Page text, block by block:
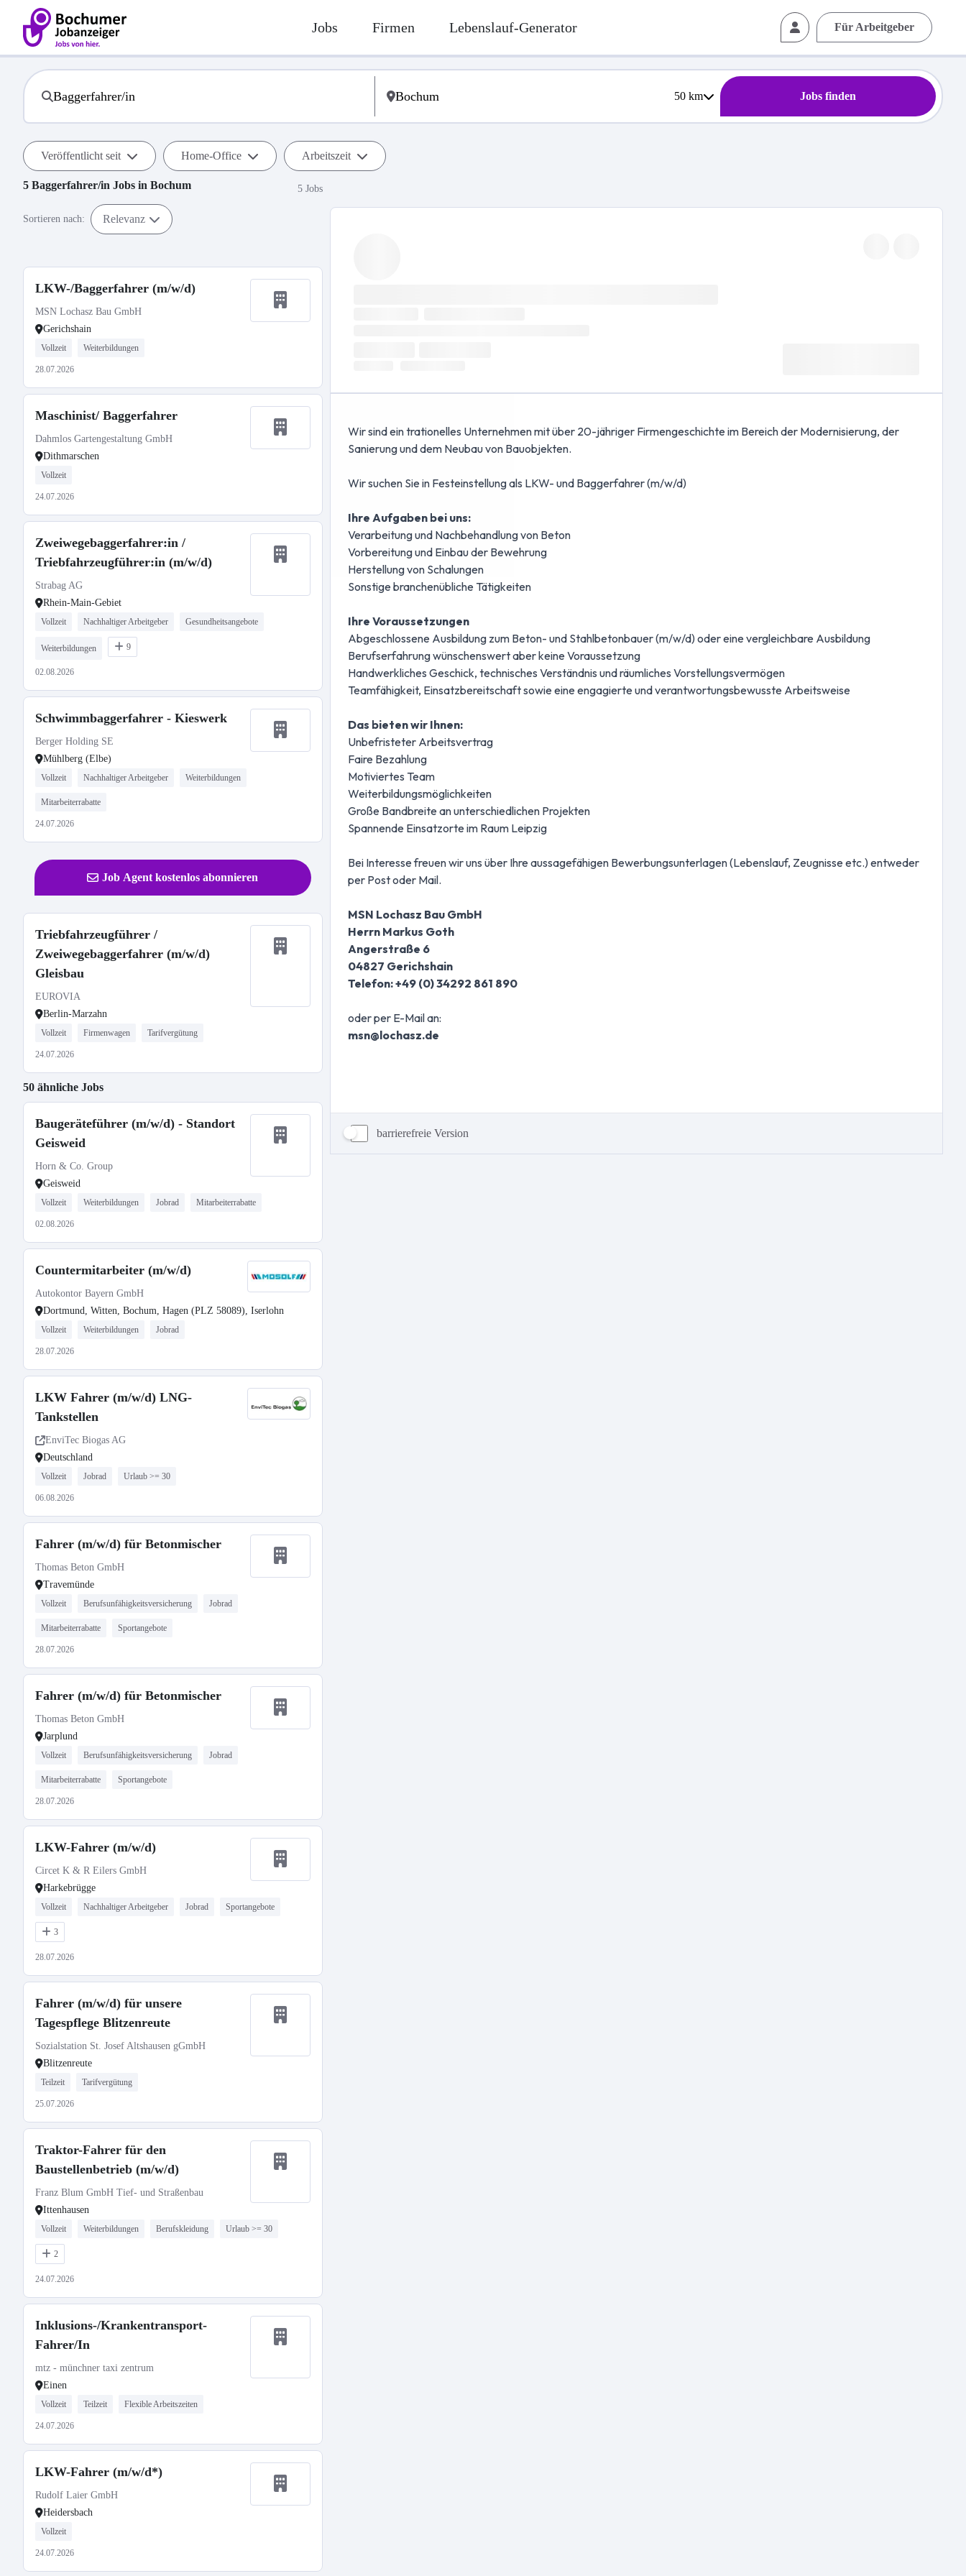
Jobs Firmen Lebenslauf-Generator Für Arbeitgeber
50km Jobs finden
Veröffentlicht seit Home-Office Arbeitszeit
5 Baggerfahrer/in Jobs in Bochum 5 Jobs
Sortieren nach: Relevanz
LKW-/Baggerfahrer (m/w/d)
MSN Lochasz Bau GmbH
Gerichshain
Vollzeit Weiterbildungen
28.07.2026
Maschinist/ Baggerfahrer
Dahmlos Gartengestaltung GmbH
Dithmarschen
Vollzeit
24.07.2026
Zweiwegebaggerfahrer:in /
Triebfahrzeugführer:in (m/w/d)
Strabag AG
Rhein-Main-Gebiet
Vollzeit Nachhaltiger Arbeitgeber Gesundheitsangebote
Weiterbildungen 9
02.08.2026
Schwimmbaggerfahrer - Kieswerk
Berger Holding SE
Mühlberg (Elbe)
Vollzeit Nachhaltiger Arbeitgeber Weiterbildungen
Mitarbeiterrabatte
24.07.2026
Job Agent kostenlos abonnieren
Triebfahrzeugführer /
Zweiwegebaggerfahrer (m/w/d)
Gleisbau
EUROVIA
Berlin-Marzahn
Vollzeit Firmenwagen Tarifvergütung
24.07.2026
50 ähnliche Jobs
Baugeräteführer (m/w/d) - Standort
Geisweid
Horn & Co. Group
Geisweid
Vollzeit Weiterbildungen Jobrad Mitarbeiterrabatte
02.08.2026
Countermitarbeiter (m/w/d)
Autokontor Bayern GmbH
Dortmund, Witten, Bochum, Hagen (PLZ 58089), Iserlohn
Vollzeit Weiterbildungen Jobrad
28.07.2026
LKW Fahrer (m/w/d) LNG-
Tankstellen
EnviTec Biogas AG
Deutschland
Vollzeit Jobrad Urlaub >= 30
06.08.2026
Fahrer (m/w/d) für Betonmischer
Thomas Beton GmbH
Travemünde
Vollzeit Berufsunfähigkeitsversicherung Jobrad
Mitarbeiterrabatte Sportangebote
28.07.2026
Fahrer (m/w/d) für Betonmischer
Thomas Beton GmbH
Jarplund
Vollzeit Berufsunfähigkeitsversicherung Jobrad
Mitarbeiterrabatte Sportangebote
28.07.2026
LKW-Fahrer (m/w/d)
Circet K & R Eilers GmbH
Harkebrügge
Vollzeit Nachhaltiger Arbeitgeber Jobrad Sportangebote
3
28.07.2026
Fahrer (m/w/d) für unsere
Tagespflege Blitzenreute
Sozialstation St. Josef Altshausen gGmbH
Blitzenreute
Teilzeit Tarifvergütung
25.07.2026
Traktor-Fahrer für den
Baustellenbetrieb (m/w/d)
Franz Blum GmbH Tief- und Straßenbau
Ittenhausen
Vollzeit Weiterbildungen Berufskleidung Urlaub >= 30
2
24.07.2026
Inklusions-/Krankentransport-
Fahrer/In
mtz - münchner taxi zentrum
Einen
Vollzeit Teilzeit Flexible Arbeitszeiten
24.07.2026
LKW-Fahrer (m/w/d*)
Rudolf Laier GmbH
Heidersbach
Vollzeit
24.07.2026
barrierefreie Version